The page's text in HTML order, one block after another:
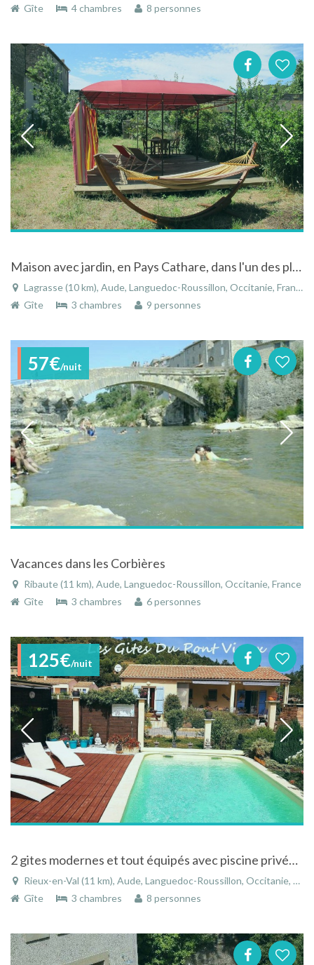
Gîte
4 chambres 8 personnes
Maison avec jardin, en Pays Cathare, dans l'un des plus Beaux Villages de France
Lagrasse (10 km), Aude, Languedoc-Roussillon, Occitanie, France
Gîte
3 chambres 9 personnes
57€/nuit
Vacances dans les Corbières
Ribaute (11 km), Aude, Languedoc-Roussillon, Occitanie, France
Gîte
3 chambres 6 personnes
125€/nuit
2 gites modernes et tout équipés avec piscine privée dans les Corbières
Rieux-en-Val (11 km), Aude, Languedoc-Roussillon, Occitanie, France
Gîte
3 chambres 8 personnes